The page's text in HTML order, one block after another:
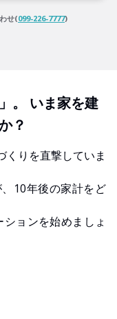
せ(099-226-7777)
。 いま家を建
？
くりを直撃していま
10年後の家計をど
ョンを始めましょ